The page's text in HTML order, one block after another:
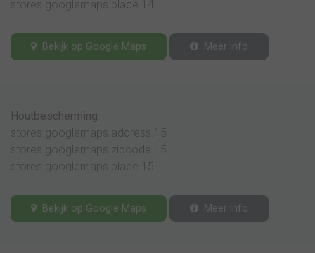
stores.googlemaps.place.14
Bekijk op Google Maps Meer info
Houtbescherming
stores.googlemaps.address.15
stores.googlemaps.zipcode.15
stores.googlemaps.place.15
Bekijk op Google Maps Meer info